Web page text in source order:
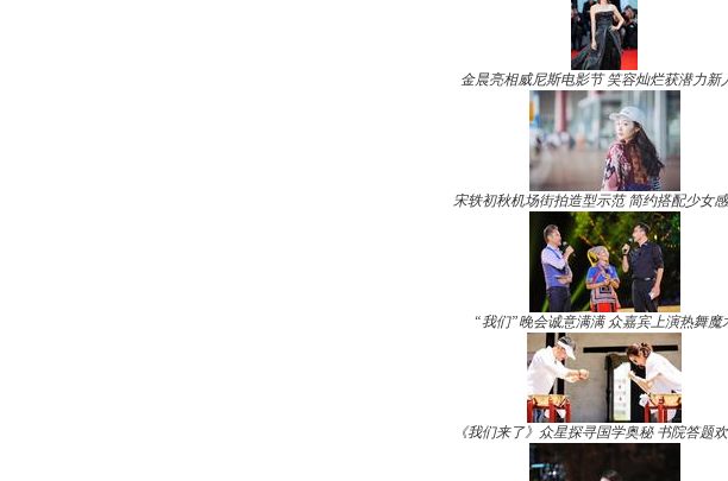
金晨亮相威尼斯电影节 笑容灿烂获潜力新
宋轶初秋机场街拍造型示范 简约搭配少女
“我们”晚会诚意满满 众嘉宾上演热舞魔
《我们来了》众星探寻国学奥秘 书院答题